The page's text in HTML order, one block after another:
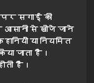
सगाई की
से खोजे जाने
या नियमित
जाता है।
है।